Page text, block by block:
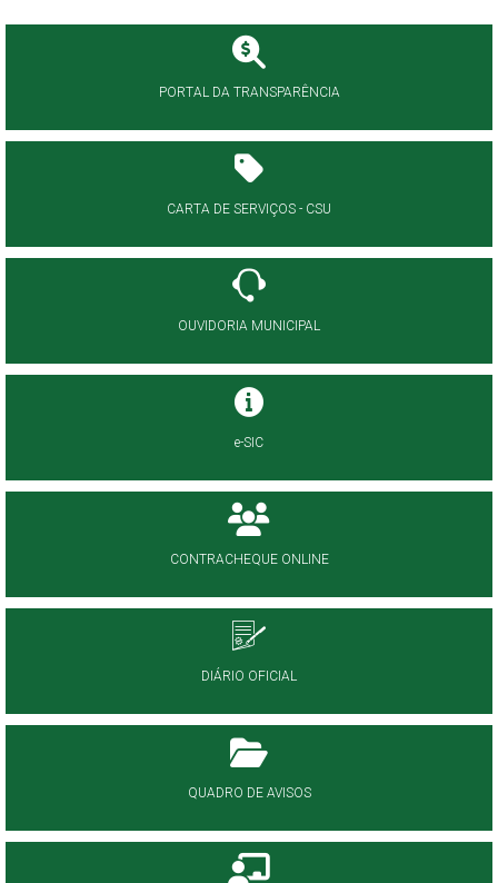
PORTAL DA TRANSPARÊNCIA
CARTA DE SERVIÇOS - CSU
OUVIDORIA MUNICIPAL
e-SIC
CONTRACHEQUE ONLINE
DIÁRIO OFICIAL
QUADRO DE AVISOS